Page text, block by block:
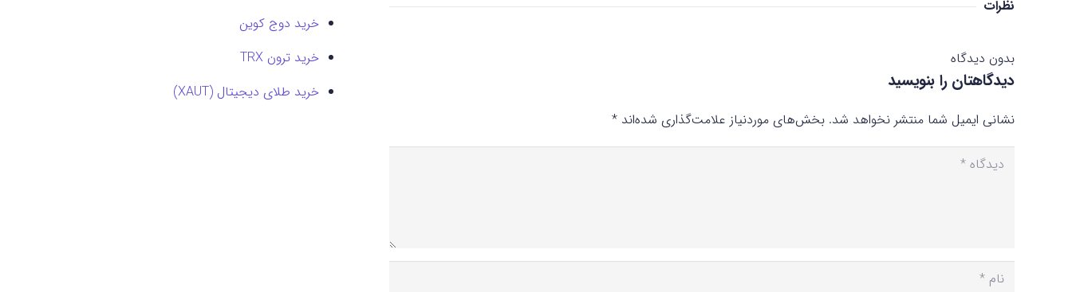
نظرات
بدون دیدگاه
دیدگاهتان را بنویسید
نشانی ایمیل شما منتشر نخواهد شد. بخش‌های موردنیاز علامت‌گذاری شده‌اند *
خرید دوج کوین
خرید ترون TRX
خرید طلای دیجیتال (XAUT)